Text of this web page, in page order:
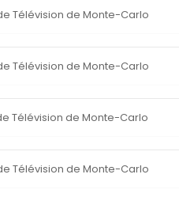
Télévision de Monte-Carlo
Télévision de Monte-Carlo
Télévision de Monte-Carlo
Télévision de Monte-Carlo